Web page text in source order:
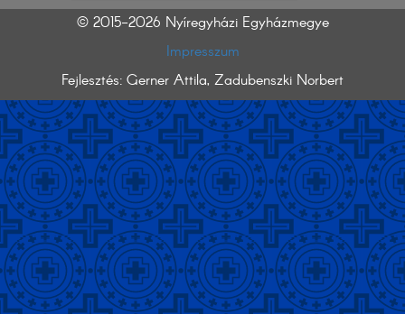
© 2015-2026 Nyíregyházi Egyházmegye
Impresszum
Fejlesztés: Gerner Attila, Zadubenszki Norbert